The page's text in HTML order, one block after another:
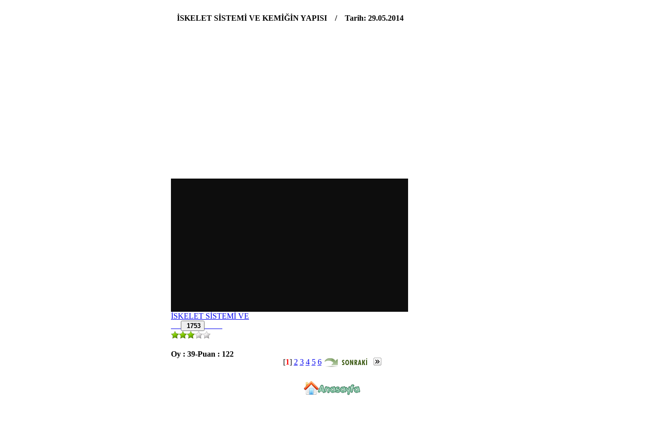
İSKELET SİSTEMİ VE KEMİĞİN YAPISI / Tarih: 29.05.2014
İSKELET SİSTEMİ VE
1753
Oy : 39-Puan : 122
[1] 2 3 4 5 6